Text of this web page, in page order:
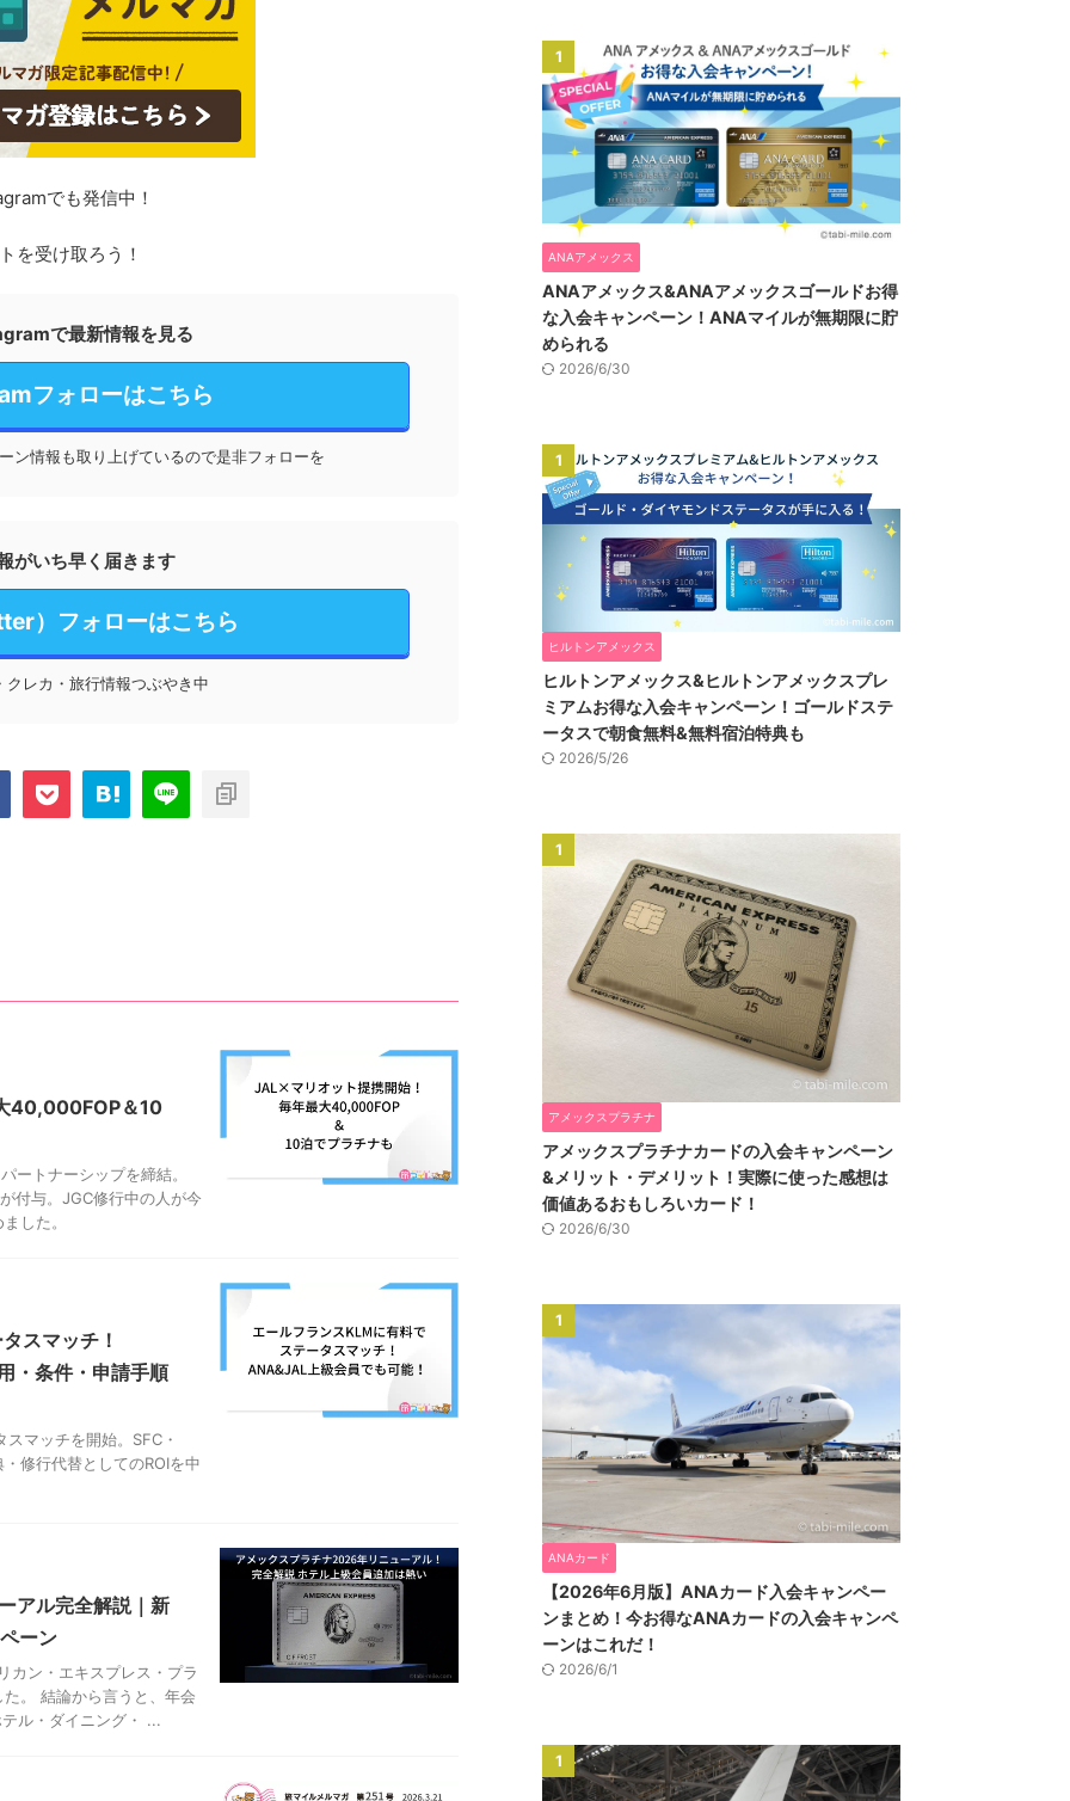
でも発信中！
を受け取ろう！
で最新情報を見る
フォローはこちら
ン情報も取り上げているので是非フォローを
がいち早く届きます
）フォローはこちら
クレカ・旅行情報つぶやき中
40,000FOP＆10
ートナーシップを締結。
付与。JGC修行中の人が今
した。
スマッチ！
・条件・申請手順
マッチを開始。SFC・
修行代替としてのROIを中
アル完全解説｜新
ーン
カン・エキスプレス・プラ
。 結論から言うと、年会
ル・ダイニング・ ...
1
ANAアメックス
ANAアメックス&ANAアメックスゴールドお得
な入会キャンペーン！ANAマイルが無期限に貯
められる
2026/6/30
1
ヒルトンアメックス
ヒルトンアメックス&ヒルトンアメックスプレ
ミアムお得な入会キャンペーン！ゴールドステ
ータスで朝食無料&無料宿泊特典も
2026/5/26
1
アメックスプラチナ
アメックスプラチナカードの入会キャンペーン
&メリット・デメリット！実際に使った感想は
価値あるおもしろいカード！
2026/6/30
1
ANAカード
【2026年6月版】ANAカード入会キャンペー
ンまとめ！今お得なANAカードの入会キャンペ
ーンはこれだ！
2026/6/1
1